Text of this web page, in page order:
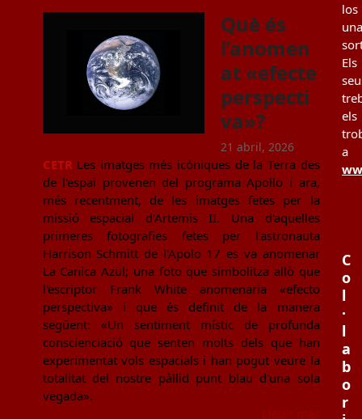
Què és
l’anomen
at «efecte
perspecti
va»?
21 abril, 2026
CETRLes imatges més icòniques de la Terra des
de l'espai provenen del programa Apol·lo i ara,
més recentment, de les imatges fetes per la
missió espacial d'Artemis II. Una d'aquelles
primeres fotografies fetes per l'astronauta
Harrison Schmitt de l'Apolo 17 es va anomenar
La Canica Azul; una foto que simbolitza allò que
l'escriptor Frank White anomenaria «efecto
perspectiva» i que és definit de la manera
següent: «Un sentiment místic de profunda
conscienciació que senten molts dels que han
experimentat vols espacials i han pogut veure la
totalitat del nostre pàl·lid punt blau d'una sola
vegada».
los
una
Els
els
a
C
o
l
·
l
a
b
o
r